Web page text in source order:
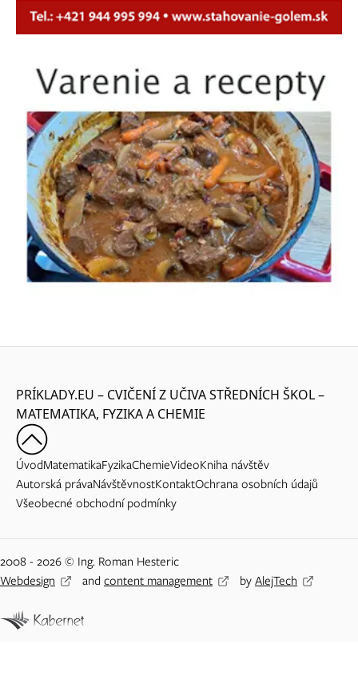
PRÍKLADY.EU – CVIČENÍ Z UČIVA STŘEDNÍCH ŠKOL –
MATEMATIKA, FYZIKA A CHEMIE
ÚvodMatematikaFyzikaChemieVideoKniha návštěv
Autorská právaNávštěvnostKontaktOchrana osobních údajů
Všeobecné obchodní podmínky
2008 - 2026 © Ing. Roman Hesteric
Webdesign
and content management byAlejTech